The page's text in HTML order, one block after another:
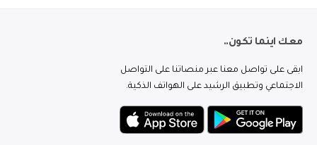
معك اينما تكون..
ابقى على تواصل معنا عبر منصاتنا على التواصل
الاجتماعي وتطبيق الرشيد على الهواتف الذكية.